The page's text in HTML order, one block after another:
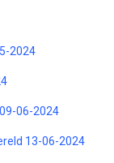
2024
06-2024
13-06-2024